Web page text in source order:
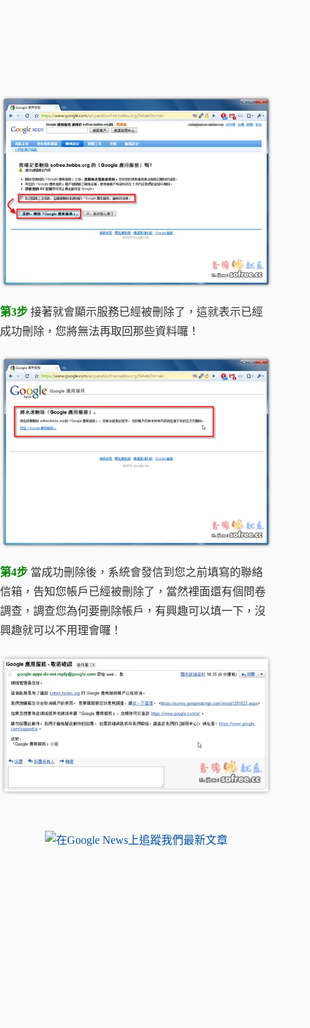
第3步 接著就會顯示服務已經被刪除了，這就表示已經
成功刪除，您將無法再取回那些資料囉！
第4步 當成功刪除後，系統會發信到您之前填寫的聯絡
信箱，告知您帳戶已經被刪除了，當然裡面還有個問卷
調查，調查您為何要刪除帳戶，有興趣可以填一下，沒
興趣就可以不用理會囉！